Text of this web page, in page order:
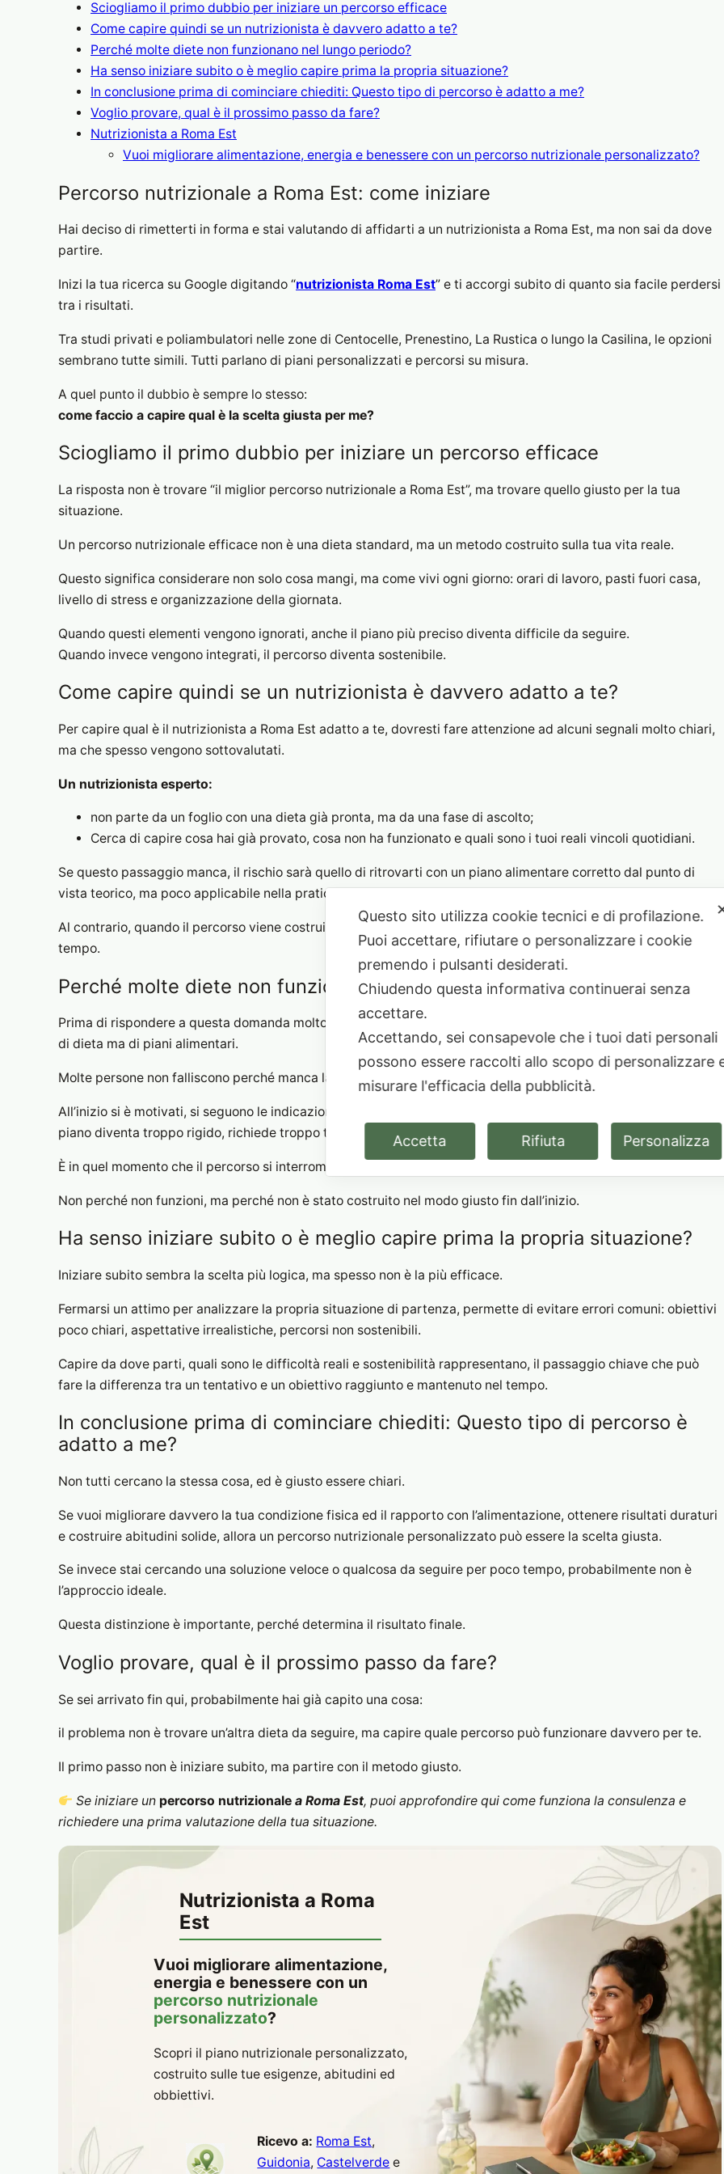
Sciogliamo il primo dubbio per iniziare un percorso efficace
Come capire quindi se un nutrizionista è davvero adatto a te?
Perché molte diete non funzionano nel lungo periodo?
Ha senso iniziare subito o è meglio capire prima la propria situazione?
In conclusione prima di cominciare chiediti: Questo tipo di percorso è adatto a me?
Voglio provare, qual è il prossimo passo da fare?
Nutrizionista a Roma Est
Vuoi migliorare alimentazione, energia e benessere con un percorso nutrizionale personalizzato?
Percorso nutrizionale a Roma Est: come iniziare
Hai deciso di rimetterti in forma e stai valutando di affidarti a un nutrizionista a Roma Est, ma non sai da dove
partire.
Inizi la tua ricerca su Google digitando “nutrizionista Roma Est” e ti accorgi subito di quanto sia facile perdersi
tra i risultati.
Tra studi privati e poliambulatori nelle zone di Centocelle, Prenestino, La Rustica o lungo la Casilina, le opzioni
sembrano tutte simili. Tutti parlano di piani personalizzati e percorsi su misura.
A quel punto il dubbio è sempre lo stesso:
come faccio a capire qual è la scelta giusta per me?
Sciogliamo il primo dubbio per iniziare un percorso efficace
La risposta non è trovare “il miglior percorso nutrizionale a Roma Est”, ma trovare quello giusto per la tua
situazione.
Un percorso nutrizionale efficace non è una dieta standard, ma un metodo costruito sulla tua vita reale.
Questo significa considerare non solo cosa mangi, ma come vivi ogni giorno: orari di lavoro, pasti fuori casa,
livello di stress e organizzazione della giornata.
Quando questi elementi vengono ignorati, anche il piano più preciso diventa difficile da seguire.
Quando invece vengono integrati, il percorso diventa sostenibile.
Come capire quindi se un nutrizionista è davvero adatto a te?
Per capire qual è il nutrizionista a Roma Est adatto a te, dovresti fare attenzione ad alcuni segnali molto chiari,
ma che spesso vengono sottovalutati.
Un nutrizionista esperto:
non parte da un foglio con una dieta già pronta, ma da una fase di ascolto;
Cerca di capire cosa hai già provato, cosa non ha funzionato e quali sono i tuoi reali vincoli quotidiani.
Se questo passaggio manca, il rischio sarà quello di ritrovarti con un piano alimentare corretto dal punto di
vista teorico, ma poco applicabile nella pratica.
Al contrario, quando il percorso viene costruito intorno alla tua routine diventa molto più semplice seguirlo nel
tempo.
Perché molte diete non funzionano nel lungo periodo?
Prima di rispondere a questa domanda molto comune, vorrei fare una piccola premessa: non mi piace parlare
di dieta ma di piani alimentari.
Molte persone non falliscono perché manca la volontà, ma perché il metodo non è sostenibile.
All’inizio si è motivati, si seguono le indicazioni e si vedono anche i primi risultati. Poi però qualcosa cambia: il
piano diventa troppo rigido, richiede troppo tempo o non si adatta agli imprevisti.
È in quel momento che il percorso si interrompe.
Non perché non funzioni, ma perché non è stato costruito nel modo giusto fin dall’inizio.
Ha senso iniziare subito o è meglio capire prima la propria situazione?
Iniziare subito sembra la scelta più logica, ma spesso non è la più efficace.
Fermarsi un attimo per analizzare la propria situazione di partenza, permette di evitare errori comuni: obiettivi
poco chiari, aspettative irrealistiche, percorsi non sostenibili.
Capire da dove parti, quali sono le difficoltà reali e sostenibilità rappresentano, il passaggio chiave che può
fare la differenza tra un tentativo e un obiettivo raggiunto e mantenuto nel tempo.
In conclusione prima di cominciare chiediti: Questo tipo di percorso è
adatto a me?
Non tutti cercano la stessa cosa, ed è giusto essere chiari.
Se vuoi migliorare davvero la tua condizione fisica ed il rapporto con l’alimentazione, ottenere risultati duraturi
e costruire abitudini solide, allora un percorso nutrizionale personalizzato può essere la scelta giusta.
Se invece stai cercando una soluzione veloce o qualcosa da seguire per poco tempo, probabilmente non è
l’approccio ideale.
Questa distinzione è importante, perché determina il risultato finale.
Voglio provare, qual è il prossimo passo da fare?
Se sei arrivato fin qui, probabilmente hai già capito una cosa:
il problema non è trovare un’altra dieta da seguire, ma capire quale percorso può funzionare davvero per te.
Il primo passo non è iniziare subito, ma partire con il metodo giusto.
Se iniziare un percorso nutrizionale a Roma Est, puoi approfondire qui come funziona la consulenza e
richiedere una prima valutazione della tua situazione.
Nutrizionista a Roma
Est
Vuoi migliorare alimentazione,
energia e benessere con un
percorso nutrizionale
personalizzato?
Scopri il piano nutrizionale personalizzato,
costruito sulle tue esigenze, abitudini ed
obbiettivi.
Ricevo a: Roma Est,
Guidonia, Castelverde e
Questo sito utilizza cookie tecnici e di profilazione.
Puoi accettare, rifiutare o personalizzare i cookie
premendo i pulsanti desiderati.
Chiudendo questa informativa continuerai senza
accettare.
Accettando, sei consapevole che i tuoi dati personali
possono essere raccolti allo scopo di personalizzare
misurare l'efficacia della pubblicità.
Accetta Rifiuta Personalizza